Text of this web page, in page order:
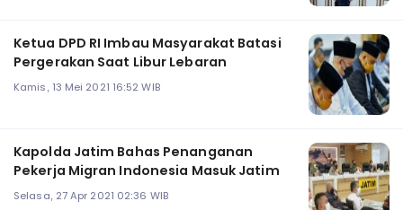
Ketua DPD RI Imbau Masyarakat Batasi
Pergerakan Saat Libur Lebaran
Kamis, 13 Mei 2021 16:52 WIB
Kapolda Jatim Bahas Penanganan
Pekerja Migran Indonesia Masuk Jatim
Selasa, 27 Apr 2021 02:36 WIB